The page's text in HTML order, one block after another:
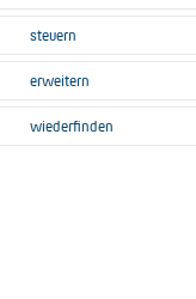
steuern
erweitern
wiederfinden